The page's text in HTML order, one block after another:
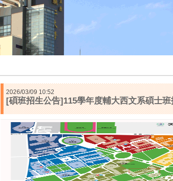
2026/03/09 10:52
[碩班招生公告]115學年度輔大西文系碩士